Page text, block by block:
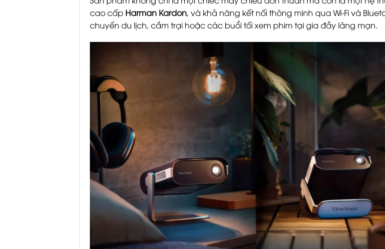
cao cấp Harman Kardon, và khả năng kết nối thông minh qua Wi-Fi và
chuyến du lịch, cắm trại hoặc các buổi tối xem phim tại gia đầy lãng mạn.